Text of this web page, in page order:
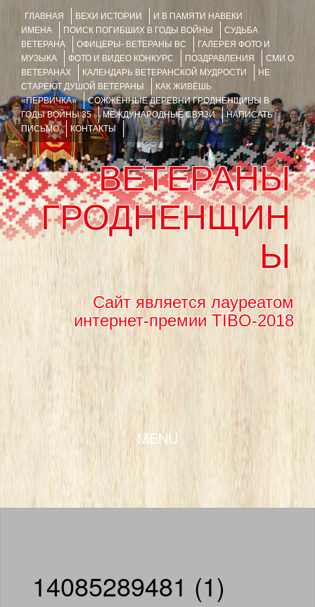
ГЛАВНАЯ ВЕХИ ИСТОРИИ
И В ПАМЯТИ НАВЕКИ
ИМЕНА
ПОИСК ПОГИБШИХ В ГОДЫ ВОЙНЫ
СУДЬБА
ВЕТЕРАНА
ОФИЦЕРЫ- ВЕТЕРАНЫ ВС
ГАЛЕРЕЯ ФОТО И
МУЗЫКА
ФОТО И ВИДЕО КОНКУРС ПОЗДРАВЛЕНИЯ
СМИ О
ВЕТЕРАНАХ
КАЛЕНДАРЬ ВЕТЕРАНСКОЙ МУДРОСТИ
НЕ
СТАРЕЮТ ДУШОЙ ВЕТЕРАНЫ
КАК ЖИВЁШЬ
«ПЕРВИЧКА»
СОЖЖЁННЫЕ ДЕРЕВНИ ГРОДНЕНЩИНЫ В
ГОДЫ ВОЙНЫ 35
МЕЖДУНАРОДНЫЕ СВЯЗИ
НАПИСАТЬ
ПИСЬМО
КОНТАКТЫ
ВЕТЕРАНЫ
ГРОДНЕНЩИН
Ы
Сайт является лауреатом
интернет-премии TIBO-2018
MENU
SKIP TO CONTENT
14085289481 (1)